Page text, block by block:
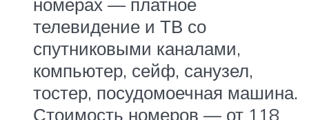
телевидение и ТВ со
спутниковыми каналами,
компьютер, сейф, санузел,
тостер, посудомоечная машина.
Стоимость номеров — от 118